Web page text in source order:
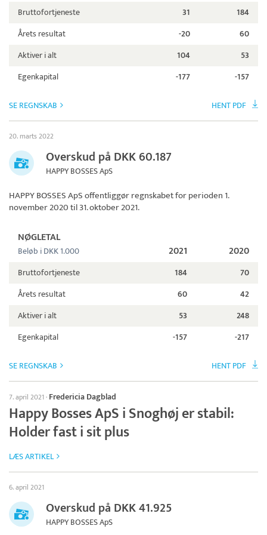
Bruttofortjeneste 31
184
Årets resultat
-20
60
Aktiver i alt
104
53
Egenkapital
-177 -157
SE REGNSKAB HENT PDF
20. marts 2022
Overskud på DKK 60.187
HAPPY BOSSES ApS
HAPPY BOSSES ApSoffentliggør regnskabet for perioden 1.
november 2020 til 31. oktober 2021.
NØGLETAL
Beløb i DKK 1.000 2021 2020
Bruttofortjeneste 184
70
Årets resultat
60
42
Aktiver i alt
53
248
Egenkapital
-157 -217
SE REGNSKAB HENT PDF
7. april 2021· Fredericia Dagblad
Happy Bosses ApS i Snoghøj er stabil:
Holder fast i sit plus
LÆS ARTIKEL
6. april 2021
Overskud på DKK 41.925
HAPPY BOSSES ApS